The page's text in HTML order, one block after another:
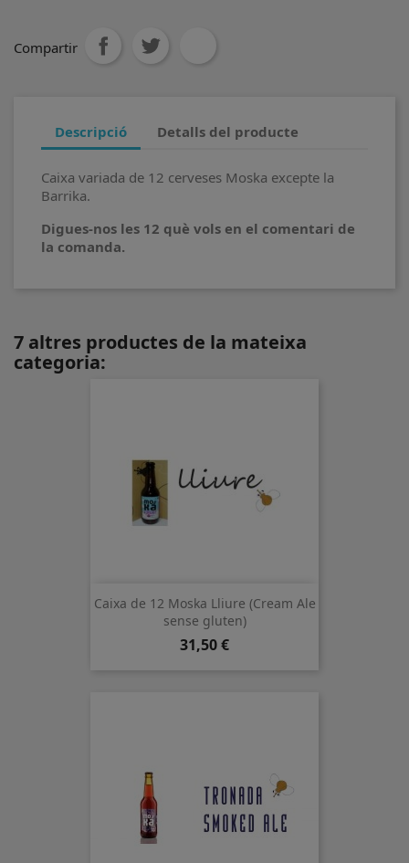
Compartir
Descripció Detalls del producte
Caixa variada de 12 cerveses Moska excepte la
Barrika.
Digues-nos les 12 què vols en el comentari de
la comanda.
7 altres productes de la mateixa
categoria:
Caixa de 12 Moska Lliure (Cream Ale
sense gluten)
Preu
31,50 €